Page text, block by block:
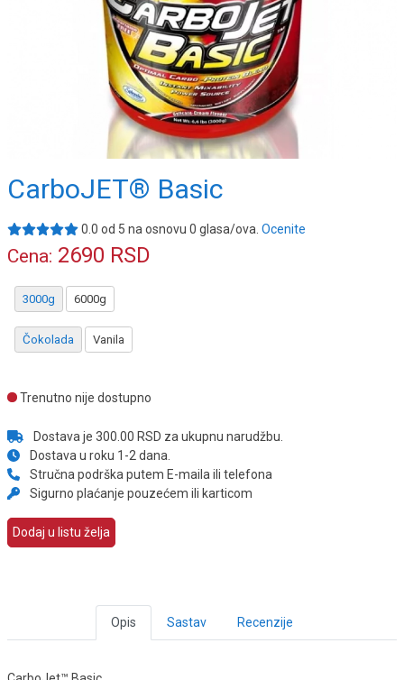
CarboJET® Basic
0.0 od 5 na osnovu 0 glasa/ova. Ocenite
Cena: 2690 RSD
3000g 6000g
Čokolada Vanila
Trenutno nije dostupno
Dostava je 300.00 RSD za ukupnu narudžbu.
Dostava u roku 1-2 dana.
Stručna podrška putem E-maila ili telefona
Sigurno plaćanje pouzećem ili karticom
Dodaj u listu želja
Opis Sastav Recenzije